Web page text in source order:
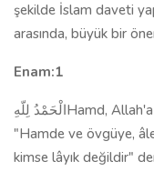
şekilde İslam daveti
arasında, büyük bir
Enam:1
الْحَمْدُ لِلّهِHamd,
"Hamde ve övgüye,
kimse lâyık değildir"